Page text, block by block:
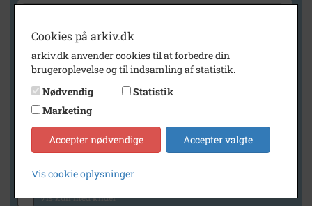
Geografi
Generelt
Vis kun med billeder
Vis kun med lydklip
Vis kun med kilder
Cookies på arkiv.dk
arkiv.dk anvender cookies til at forbedre din
brugeroplevelse og til indsamling af statistik.
Nødvendig
Statistik
Marketing
Accepter nødvendige Accepter valgte
Vis cookie oplysninger